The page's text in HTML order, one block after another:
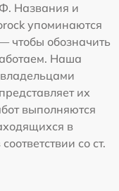
Названия и
упоминаются
чтобы обозначить
Наша
их
выполняются
в
со ст.